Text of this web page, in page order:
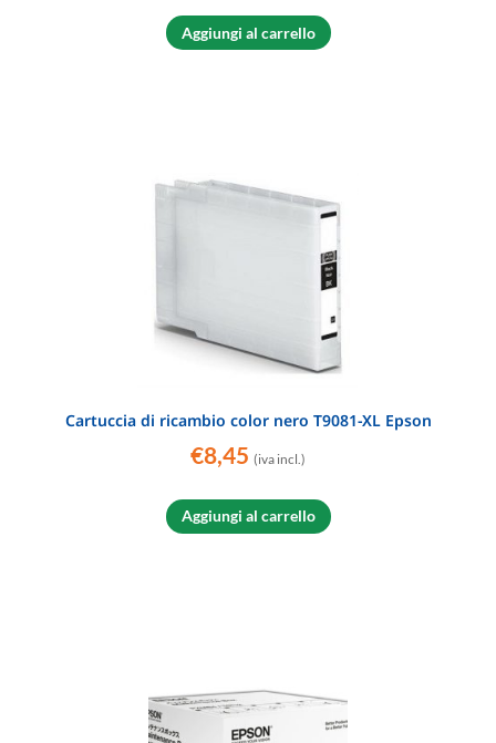
Aggiungi al carrello
Cartuccia di ricambio color nero T9081-XL Epson
€8,45 (iva incl.)
Aggiungi al carrello